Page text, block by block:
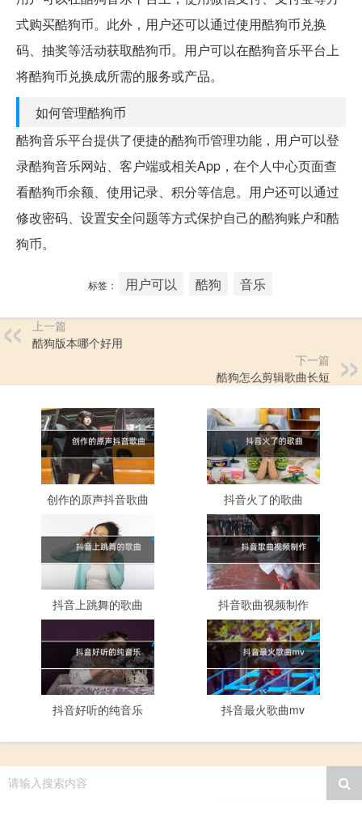
式购买酷狗币。此外，用户还可以通过使用酷狗币兑换
码、抽奖等活动获取酷狗币。用户可以在酷狗音乐平台上
将酷狗币兑换成所需的服务或产品。
如何管理酷狗币
酷狗音乐平台提供了便捷的酷狗币管理功能，用户可以登
录酷狗音乐网站、客户端或相关App，在个人中心页面查
看酷狗币余额、使用记录、积分等信息。用户还可以通过
修改密码、设置安全问题等方式保护自己的酷狗账户和酷
狗币。
标签： 用户可以 酷狗 音乐
上一篇
酷狗版本哪个好用
下一篇
酷狗怎么剪辑歌曲长短
创作的原声抖音歌曲 抖音火了的歌曲
抖音上跳舞的歌曲 抖音歌曲视频制作
抖音好听的纯音乐 抖音最火歌曲mv
请输入搜索内容